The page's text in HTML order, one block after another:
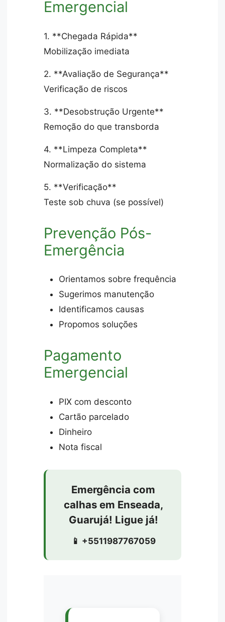
Emergencial
1. **Chegada Rápida**
Mobilização imediata
2. **Avaliação de Segurança**
Verificação de riscos
3. **Desobstrução Urgente**
Remoção do que transborda
4. **Limpeza Completa**
Normalização do sistema
5. **Verificação**
Teste sob chuva (se possível)
Prevenção Pós-
Emergência
Orientamos sobre frequência
Sugerimos manutenção
Identificamos causas
Propomos soluções
Pagamento
Emergencial
PIX com desconto
Cartão parcelado
Dinheiro
Nota fiscal
Emergência com
calhas em Enseada,
Guarujá! Ligue já!
📱 +5511987767059